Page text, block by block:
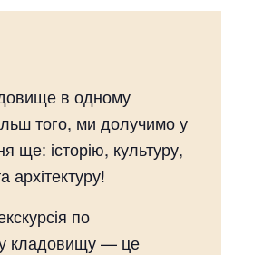
в одному
того, ми долучимо у
ще: історію, культуру,
архітектуру!
по
кладовищу — це